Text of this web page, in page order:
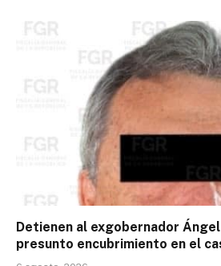
Detienen al exgobernador
presunto encubrimiento en el